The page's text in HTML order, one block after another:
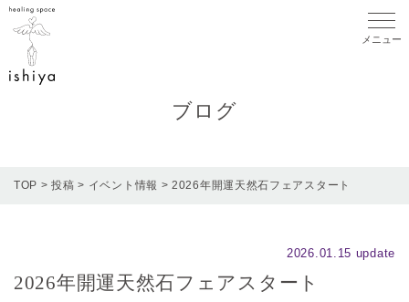
メニ
ブログ
TOP >投稿 > イベント情報 >2026年開運天然石フェアスタート
2026.01.15 update
2026年開運天然石フェアスタート